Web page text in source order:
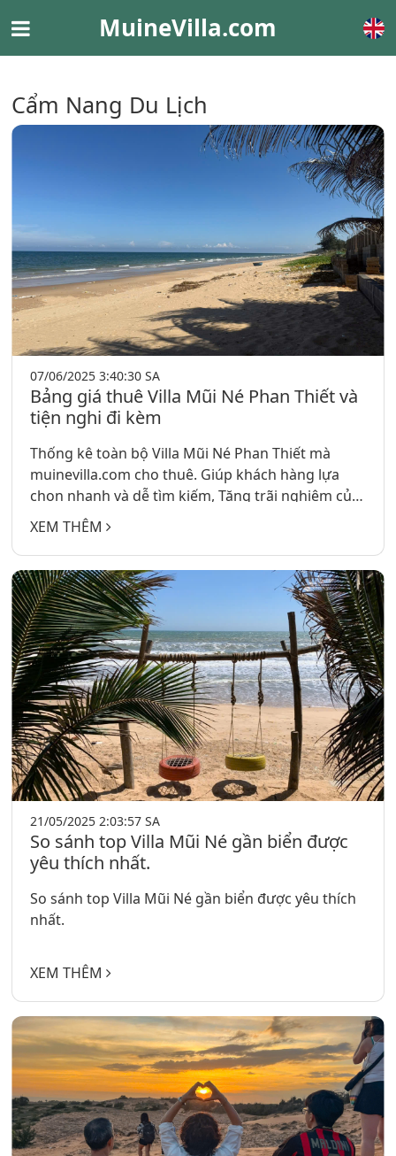
MuineVilla.com
Cẩm Nang Du Lịch
07/06/2025 3:40:30 SA
Bảng giá thuê Villa Mũi Né Phan Thiết và
tiện nghi đi kèm
Thống kê toàn bộ Villa Mũi Né Phan Thiết mà
muinevilla.com cho thuê. Giúp khách hàng lựa
chọn nhanh và dễ tìm kiếm, Tăng trãi nghiệm của
khách hàng tại Mũi Né.
XEM THÊM
21/05/2025 2:03:57 SA
So sánh top Villa Mũi Né gần biển được
yêu thích nhất.
So sánh top Villa Mũi Né gần biển được yêu thích
nhất.
XEM THÊM